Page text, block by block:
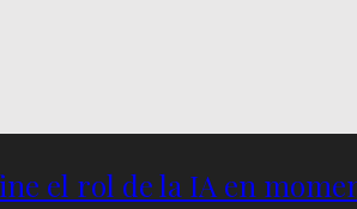
el rol de la IA en